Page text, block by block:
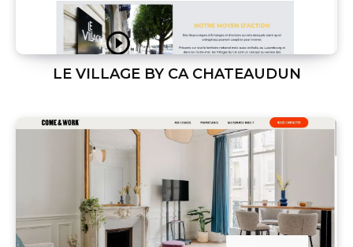
LE VILLAGE BY CA CHATEAUDUN